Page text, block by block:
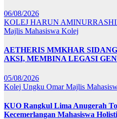
06/08/2026
KOLEJ HARUN
Majlis Mahasiswa Kolej
AETHERIS MMKHAR
AKSI, MEMBINA LEGASI
05/08/2026
Kolej Ungku OmarMajlis
KUO Rangkul Lima Anugerah
Kecemerlangan Mahasiswa